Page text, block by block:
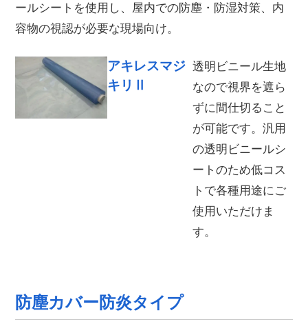
ールシートを使用し、屋内での防塵・防湿対策、内
容物の視認が必要な現場向け。
アキレスマジ
キリⅡ
透明ビニール生地
なので視界を遮ら
ずに間仕切ること
が可能です。汎用
の透明ビニールシ
ートのため低コス
トで各種用途にご
使用いただけま
す。
防塵カバー防炎タイプ